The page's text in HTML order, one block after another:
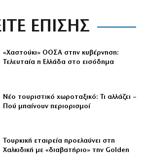
ΕΠΙΣΗΣ
«Χαστούκι» ΟΟΣΑ στην κυβέρνηση:
Τελευταία η Ελλάδα στο εισόδημα
Νέο τουριστικό χωροταξικό: Τι αλλάζει –
Πού μπαίνουν περιορισμοί
Τουρκική εταιρεία προελαύνει στη
Χαλκιδική με «διαβατήριο» την Golden